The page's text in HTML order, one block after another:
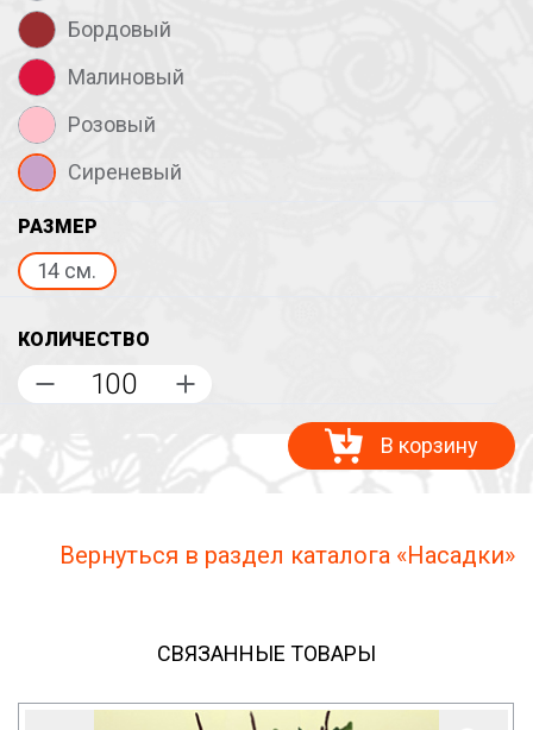
Бордовый
Малиновый
Розовый
Сиреневый
РАЗМЕР
14 см.
КОЛИЧЕСТВО
В корзину
Вернуться в раздел каталога «Насадки»
СВЯЗАННЫЕ ТОВАРЫ